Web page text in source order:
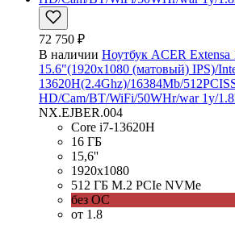
72 750 ₽
В наличии Ноутбук ACER
15.6"(1920x1080 (матовый) IPS)/
13620H(2.4Ghz)/16384Mb/
HD/Cam/BT/WiFi/50WHr/war 1y/
NX.EJBER.004
Core i7-13620H
16 ГБ
15,6''
1920x1080
512 ГБ M.2 PCIe NVMe
без ОС
от 1.8